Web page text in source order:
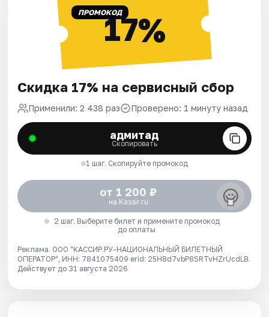
ПРОМОКОД17%
Скидка 17% на сервисный сбор
Применили: 2 438 раз Проверено: 1 минуту назад
адмитад
Скопировать
1 шаг. Скопируйте промокод
от 1 200 ₽
на Kassir.ru
2 шаг. Выберите билет и примените промокод
до оплаты
Реклама. ООО "КАССИР.РУ-НАЦИОНАЛЬНЫЙ БИЛЕТНЫЙ
ОПЕРАТОР", ИНН: 7841075409 erid: 25H8d7vbP8SRTvHZrUcdLB.
Действует до 31 августа 2026